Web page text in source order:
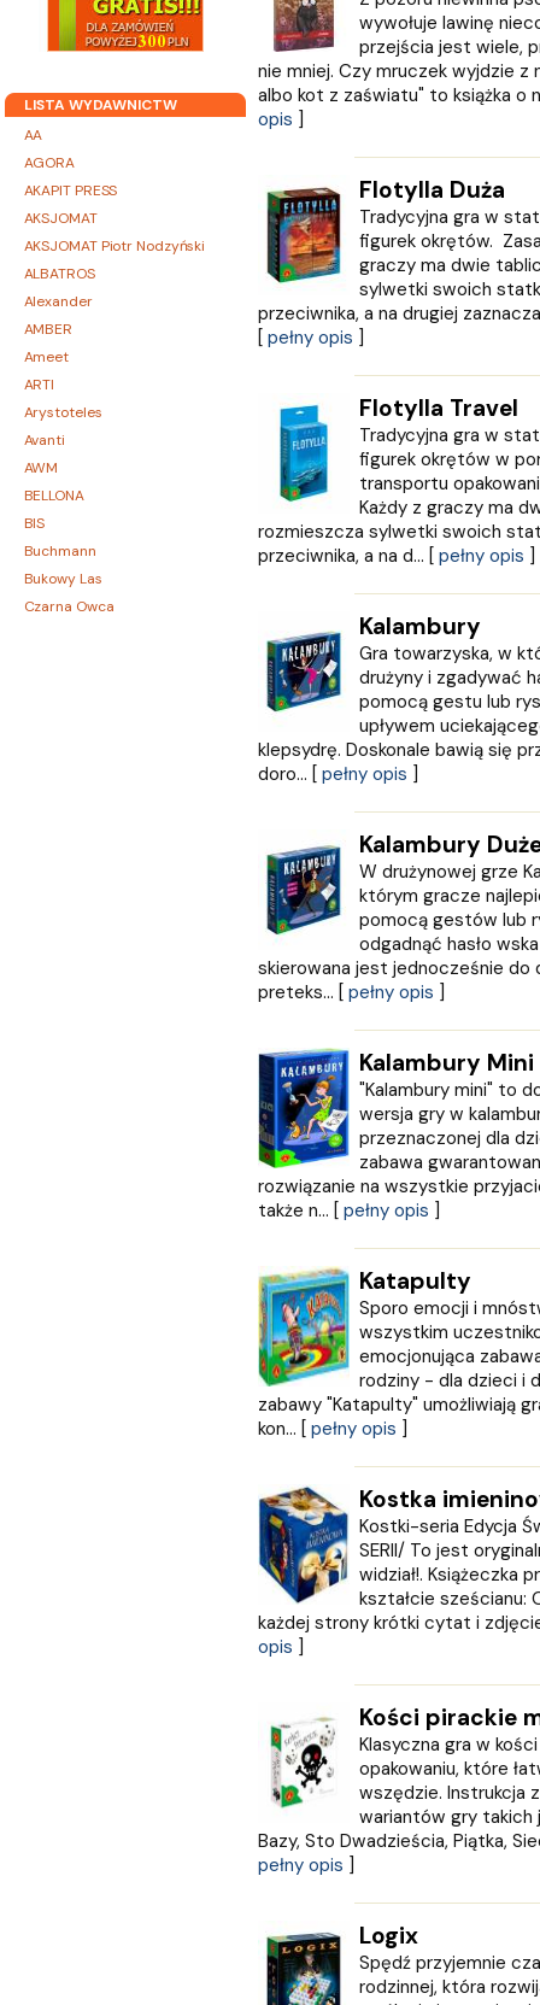
LISTA WYDAWNICTW
AA
AGORA
AKAPIT PRESS
AKSJOMAT
AKSJOMAT Piotr Nodzyński
ALBATROS
Alexander
AMBER
Ameet
ARTI
Arystoteles
Avanti
AWM
BELLONA
BIS
Buchmann
Bukowy Las
Czarna Owca
wywołuje lawinę
przejścia jest wiele,
nie mniej. Czy mruczek wyjdzie z
albo kot z zaświatu" to książka o
opis ]
Flotylla Duża
Tradycyjna gra w
figurek okrętów.
graczy ma dwie
sylwetki swoich
przeciwnika, a na drugiej
[ pełny opis ]
Flotylla Travel
Tradycyjna gra w
figurek okrętów w
transportu
Każdy z graczy ma
rozmieszcza sylwetki swoich
przeciwnika, a na d... [ pełny opis ]
Kalambury
Gra towarzyska, w
drużyny i zgadywać
pomocą gestu lub
upływem
klepsydrę. Doskonale bawią się
doro... [ pełny opis ]
Kalambury
W drużynowej grze
którym gracze
pomocą gestów lub
odgadnąć hasło
skierowana jest jednocześnie do
preteks... [ pełny opis ]
Kalambury Mini
"Kalambury mini" to
wersja gry w
przeznaczonej dla
zabawa
rozwiązanie na wszystkie
także n... [ pełny opis ]
Katapulty
Sporo emocji i
wszystkim
emocjonująca
rodziny - dla dzieci i
zabawy "Katapulty" umożliwiają
kon... [ pełny opis ]
Kostka
Kostki-seria Edycja
SERII/ To jest
widział!. Książeczka
kształcie sześcianu:
każdej strony krótki cytat i
opis ]
Kości pirackie
Klasyczna gra w
opakowaniu, które
wszędzie. Instrukcja
wariantów gry takich
Bazy, Sto Dwadzieścia, Piątka,
pełny opis ]
Logix
Spędź przyjemnie
rodzinnej, która